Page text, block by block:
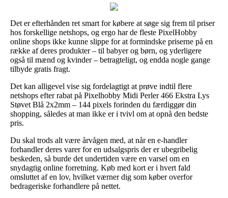
Det er efterhånden ret smart for købere at søge sig frem til priser
hos forskellige netshops, og ergo har de fleste PixelHobby
online shops ikke kunne slippe for at formindske priserne på en
række af deres produkter – til babyer og børn, og yderligere
også til mænd og kvinder – betragteligt, og endda nogle gange
tilbyde gratis fragt.
Det kan alligevel vise sig fordelagtigt at prøve indtil flere
netshops efter rabat på Pixelhobby Midi Perler 466 Ekstra Lys
Støvet Blå 2x2mm – 144 pixels forinden du færdiggør din
shopping, således at man ikke er i tvivl om at opnå den bedste
pris.
Du skal trods alt være årvågen med, at når en e-handler
forhandler deres varer for en udsalgspris der er ubegribelig
beskeden, så burde det undertiden være en varsel om en
snydagtig online forretning. Køb med kort er i hvert fald
omsluttet af en lov, hvilket værner dig som køber overfor
bedrageriske forhandlere på nettet.